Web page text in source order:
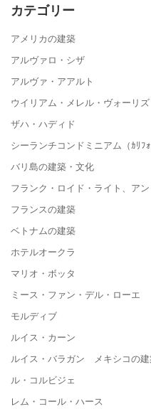
カテゴリー
アメリカの建築
アルヴァロ・シザ
アルヴァ・アアルト
ウイリアム・メレル・ヴォーリズ
ザハ・ハディド
シーランチコンドミニアム（ｶﾘﾌ
バリ島の建築・文化
フランク・ロイド・ライト、ア
フランスの建築
ベトナムの建築
ホテルオークラ
マリオ・ボッタ
ミース・ファン・デル・ロー
モルディブ
ルイス・カーン
ルイス・バラガン メキシコの
ル・コルビジェ
レム・コール・ハース